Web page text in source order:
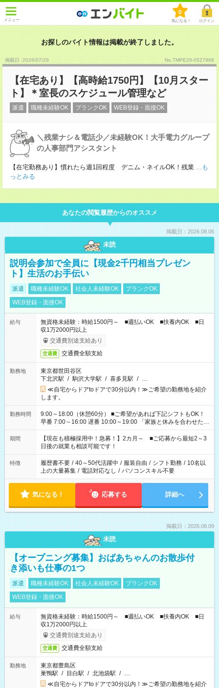
メニュー
0
気になる！ ログイン
お探しのバイト情報は掲載が終了しました。
掲載日 :2026/07/29 No.TMPE26-0527968
【在宅あり】【高時給1750円】【10月スター
ト】＊室長のスケジュール管理など
派遣 職種未経験OK ブランクOK WEB登録・面接OK
＼残業ナシ＆電話少／未経験OK！大手電力グループ
の人事部門アシスタント
【在宅勤務あり】慣れたら週1回程度 デニム・ネイルOK！残業 ...も
っとみる
あなたの閲覧履歴からのオススメ
掲載日：2026.08.06
未読
説明会参加で全員に【現金2千円相当プレゼン
ト】生活のお手伝い
派遣 職種未経験OK 社会人未経験OK
ブランクOK
WEB登録・面接OK
給与
無資格未経験：時給1500円～ ■週払いOK ■扶養内OK ■日
収1万2000円以上
交通費別途支給あり
交通費 交通費全額支給
勤務地
東京都世田谷区
下北沢駅 / 駒沢大学駅 / 喜多見駅 / …
≪自宅からドアtoドアで30分以内！≫ご希望の勤務地を紹介
します。
勤務時間
9:00～18:00（休憩60分） ■ご希望があれば下記シフトもOK！
早番 7:00～16:00 遅番 10:00～19:00 「家族と休みを合わせた
い」 「余裕を持って夕飯の準備がしたい」 「できれば残業はし
たくない」 など、ご希望を教えてくださいね。 ※Wワーク希望
の方へ 今ご覧のお仕事で希望する勤務時間と、もう1つのお仕事
の勤務時間。 合計で週40時間を超える場合は応募できません。
期間
【現在も積極採用中！急募！】2カ月～ ■ご応募から最短2～3
日後の就業も相談可能です！
特徴 履歴書不要 / 40～50代活躍中 / 服装自由 / シフト勤務 / 10名以
上の大量募集 / 電話対応なし / パソコンスキル不要
気になる！ 応募する 詳細へ
掲載日：2026.08.09
未読
【オープニング募集】おばあちゃんのお散歩付
き添いも仕事の1つ
派遣 職種未経験OK 社会人未経験OK
ブランクOK
WEB登録・面接OK
給与
無資格未経験：時給1500円～ ■週払いOK ■扶養内OK ■日
収1万2000円以上
交通費別途支給あり
交通費 交通費全額支給
勤務地
東京都豊島区
巣鴨駅 / 目白駅 / 北池袋駅 / …
≪自宅からドアtoドアで30分以内！≫ご希望の勤務地を紹介